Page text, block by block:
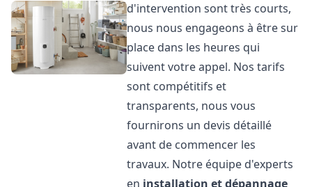
d'intervention sont très courts,
nous nous engageons à être sur
place dans les heures qui
suivent votre appel. Nos tarifs
sont compétitifs et
transparents, nous vous
fournirons un devis détaillé
avant de commencer les
travaux. Notre équipe d'experts
en installation et dépannage